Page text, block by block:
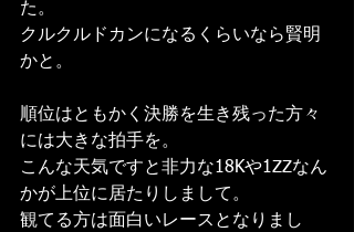
た。
クルクルドカンになるくらいなら賢明
かと。
順位はともかく決勝を生き残った方々
には大きな拍手を。
こんな天気ですと非力な18Kや1ZZなん
かが上位に居たりしまして。
観てる方は面白いレースとなりまし